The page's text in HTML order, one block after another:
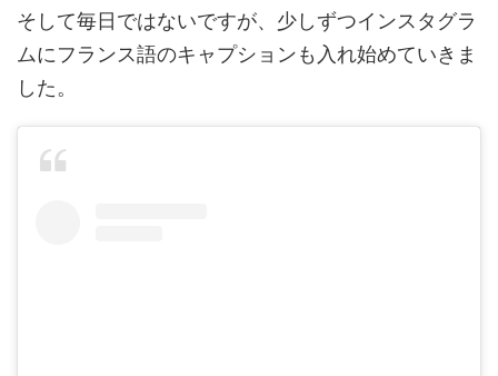
そして毎日ではないですが、少しずつインスタグラ
ムにフランス語のキャプションも入れ始めていきま
した。